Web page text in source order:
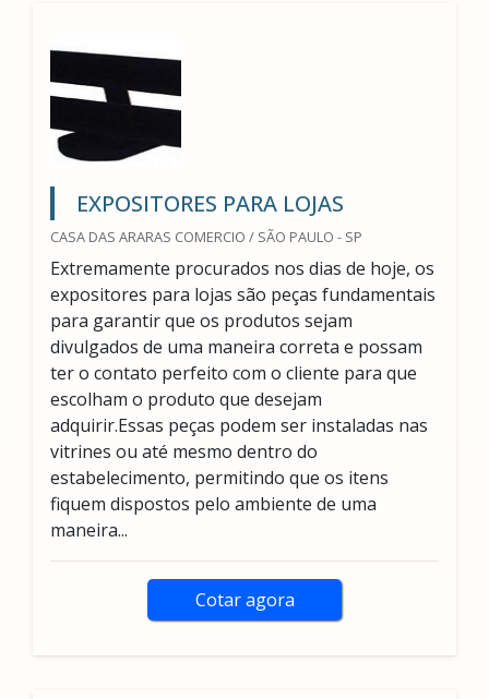
EXPOSITORES PARA LOJAS
CASA DAS ARARAS COMERCIO / SÃO PAULO - SP
Extremamente procurados nos dias de hoje, os
expositores para lojas são peças fundamentais
para garantir que os produtos sejam
divulgados de uma maneira correta e possam
ter o contato perfeito com o cliente para que
escolham o produto que desejam
adquirir.Essas peças podem ser instaladas nas
vitrines ou até mesmo dentro do
estabelecimento, permitindo que os itens
fiquem dispostos pelo ambiente de uma
maneira...
Cotar agora